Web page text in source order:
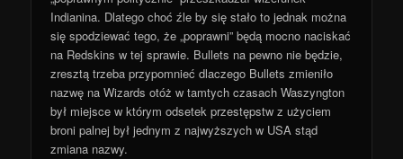
Indianina. Dlatego choć źle by się stało to jednak można
się spodziewać tego, że „poprawni” będą mocno naciskać
na Redskins w tej sprawie. Bullets na pewno nie będzie,
zresztą trzeba przypomnieć dlaczego Bullets zmieniło
nazwę na Wizards otóż w tamtych czasach Waszyngton
był miejsce w którym odsetek przestępstw z użyciem
broni palnej był jednym z najwyższych w USA stąd
zmiana nazwy.